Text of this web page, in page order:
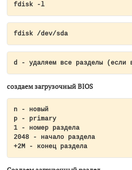
fdisk -l
fdisk /dev/sda
d - удаляем все разделы (если
создаем загрузочныйBIOS
n - новый
p - primary
1 - номер раздела
2048 - начало раздела
+2M - конец раздела